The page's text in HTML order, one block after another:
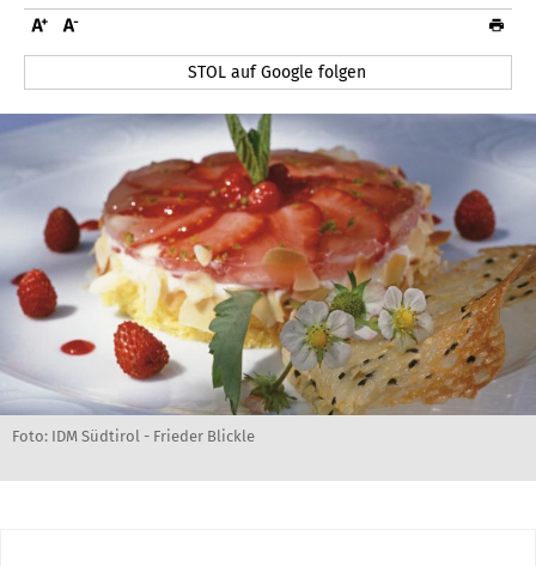
STOL auf Google folgen
Foto: IDM Südtirol - Frieder Blickle